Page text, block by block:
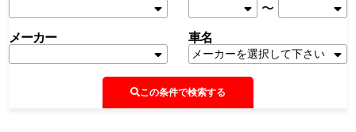
〜
メーカー 車名
この条件で検索する